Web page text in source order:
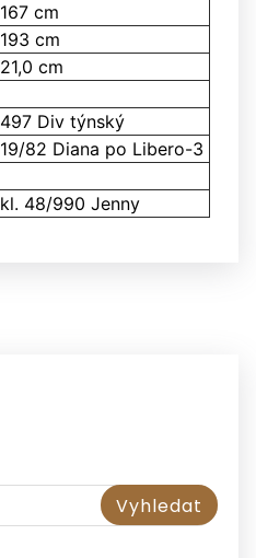
167 cm
193 cm
21,0 cm
497 Div týnský
19/82 Diana po Libero-3
kl. 48/990 Jenny